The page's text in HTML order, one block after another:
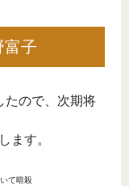
富子
たので、次期将
ます。
て暗殺